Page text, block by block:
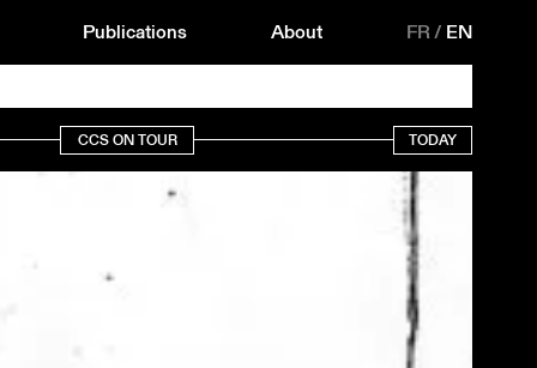
Publications About FR/ EN
CCS ON TOUR TODAY